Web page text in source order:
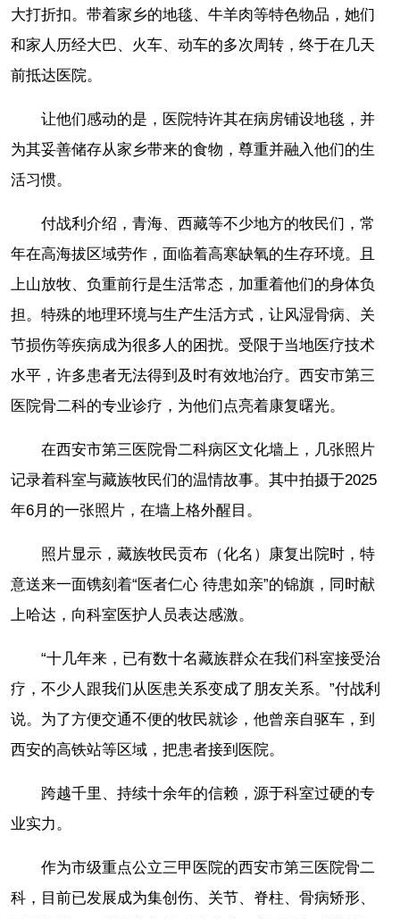
大打折扣。带着家乡的地毯、牛羊肉等特色物品，她们
和家人历经大巴、火车、动车的多次周转，终于在几天
前抵达医院。
让他们感动的是，医院特许其在病房铺设地毯，并
为其妥善储存从家乡带来的食物，尊重并融入他们的生
活习惯。
付战利介绍，青海、西藏等不少地方的牧民们，常
年在高海拔区域劳作，面临着高寒缺氧的生存环境。且
上山放牧、负重前行是生活常态，加重着他们的身体负
担。特殊的地理环境与生产生活方式，让风湿骨病、关
节损伤等疾病成为很多人的困扰。受限于当地医疗技术
水平，许多患者无法得到及时有效地治疗。西安市第三
医院骨二科的专业诊疗，为他们点亮着康复曙光。
在西安市第三医院骨二科病区文化墙上，几张照片
记录着科室与藏族牧民们的温情故事。其中拍摄于2025
年6月的一张照片，在墙上格外醒目。
照片显示，藏族牧民贡布（化名）康复出院时，特
意送来一面镌刻着“医者仁心 待患如亲”的锦旗，同时献
上哈达，向科室医护人员表达感激。
“十几年来，已有数十名藏族群众在我们科室接受治
疗，不少人跟我们从医患关系变成了朋友关系。”付战利
说。为了方便交通不便的牧民就诊，他曾亲自驱车，到
西安的高铁站等区域，把患者接到医院。
跨越千里、持续十余年的信赖，源于科室过硬的专
业实力。
作为市级重点公立三甲医院的西安市第三医院骨二
科，目前已发展成为集创伤、关节、脊柱、骨病矫形、